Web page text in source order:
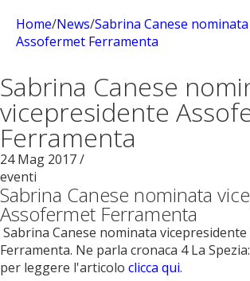
Home/News/Sabrina Canese
Assofermet Ferramenta
Sabrina Canese
vicepresidente
Ferramenta
24 Mag 2017/
eventi
Sabrina Canese nominata
Assofermet Ferramenta
Sabrina Canese nominata
Ferramenta. Ne parla cronaca 4 La Spezia:
per leggere l'articolo clicca qui.